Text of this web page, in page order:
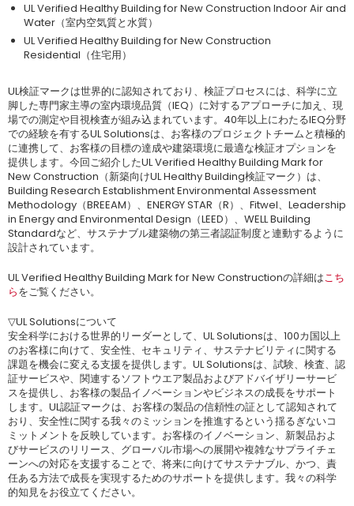
UL Verified Healthy Building for New Construction Indoor Air and
Water（室内空気質と水質）
UL Verified Healthy Building for New Construction
Residential（住宅用）
UL検証マークは世界的に認知されており、検証プロセスには、科学に立
脚した専門家主導の室内環境品質（IEQ）に対するアプローチに加え、現
場での測定や目視検査が組み込まれています。40年以上にわたるIEQ分野
での経験を有するUL Solutionsは、お客様のプロジェクトチームと積極的
に連携して、お客様の目標の達成や建築環境に最適な検証オプションを
提供します。今回ご紹介したUL Verified Healthy Building Mark for
New Construction（新築向けUL Healthy Building検証マーク）は、
Building Research Establishment Environmental Assessment
Methodology（BREEAM）、ENERGY STAR（R）、Fitwel、Leadership
in Energy and Environmental Design（LEED）、WELL Building
Standardなど、サステナブル建築物の第三者認証制度と連動するように
設計されています。
UL Verified Healthy Building Mark for New Constructionの詳細はこち
らをご覧ください。
▽UL Solutionsについて
安全科学における世界的リーダーとして、UL Solutionsは、100カ国以上
のお客様に向けて、安全性、セキュリティ、サステナビリティに関する
課題を機会に変える支援を提供します。UL Solutionsは、試験、検査、認
証サービスや、関連するソフトウエア製品およびアドバイザリーサービ
スを提供し、お客様の製品イノベーションやビジネスの成長をサポート
します。UL認証マークは、お客様の製品の信頼性の証として認知されて
おり、安全性に関する我々のミッションを推進するという揺るぎないコ
ミットメントを反映しています。お客様のイノベーション、新製品およ
びサービスのリリース、グローバル市場への展開や複雑なサプライチェ
ーンへの対応を支援することで、将来に向けてサステナブル、かつ、責
任ある方法で成長を実現するためのサポートを提供します。我々の科学
的知見をお役立てください。